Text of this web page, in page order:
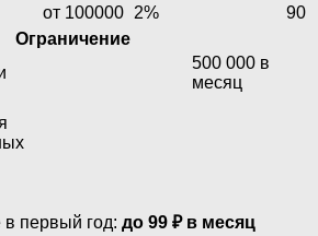
от 100000 2%
90
Ограничение
500 000 в
месяц
первый год: до 99 ₽ в месяц